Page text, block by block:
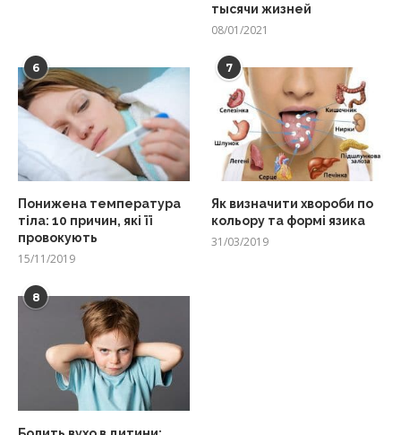
тысячи жизней
08/01/2021
6
Понижена температура
тіла: 10 причин, які її
провокують
15/11/2019
7
Як визначити хвороби по
кольору та формі язика
31/03/2019
8